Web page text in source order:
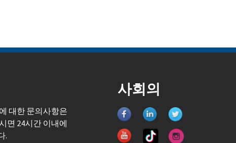
대한 문의사항은
면 24시간 이내에
.
사회의